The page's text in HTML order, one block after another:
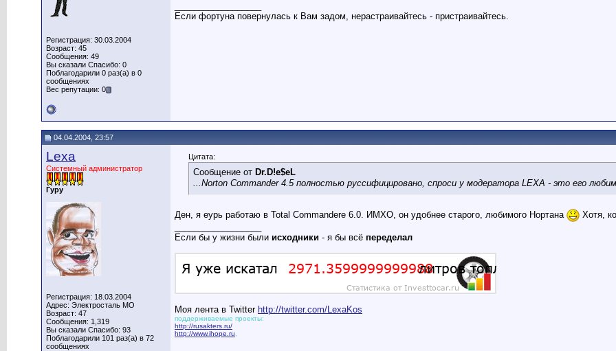
Регистрация: 30.03.2004
Возраст: 45
Сообщения: 49
Вы сказали Спасибо: 0
Поблагодарили 0 раз(а) в 0
сообщениях
Вес репутации: 0
Если фортуна повернулась к Вам задом, нерастраивайтесь - пристраивайтесь.
04.04.2004, 23:57
Lexa
Системный администратор
Гуру
Регистрация: 18.03.2004
Адрес: Электросталь МО
Возраст: 47
Сообщения: 1,319
Вы сказали Спасибо: 93
Поблагодарили 101 раз(а) в 72
сообщениях
Цитата:
Сообщение от Dr.D!e$eL
...Norton Commander 4.5 полностью руссифицировано, спроси у модератора LEXA - это его
Ден, я еурь работаю в Total Commanderе 6.0. ИМХО, он удобнее старого, любимого Нортана
Хотя,
Если бы у жизни были исходники - я бы всё переделал
Моя лента в Twitter http://twitter.com/LexaKos
поддерживаемые проекты:
http://rusakters.ru/
http://www.ihope.ru